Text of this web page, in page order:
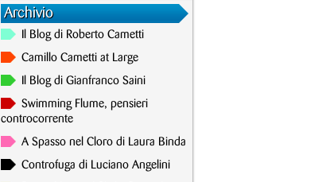
Archivio
Il Blog di Roberto Cametti
Camillo Cametti at Large
Il Blog di Gianfranco Saini
Swimming Flume, pensieri
controcorrente
A Spasso nel Cloro di Laura Binda
Controfuga di Luciano Angelini